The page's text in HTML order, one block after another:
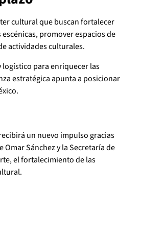
cultural que buscan fortalecer
promover espacios de
actividades culturales.
para enriquecer las
estratégica apunta a posicionar
un nuevo impulso gracias
Sánchez y la Secretaría de
el fortalecimiento de las